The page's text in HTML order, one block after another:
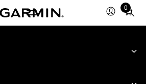
0
Total
items
cart: